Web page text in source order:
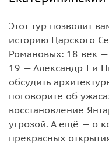
Этот тур позволит
историю Царского
Романовых: 18 век —
19 — Александр I и
обсудить
поговорите об
восстановление
угрозой. А ещё — о
прекрасных